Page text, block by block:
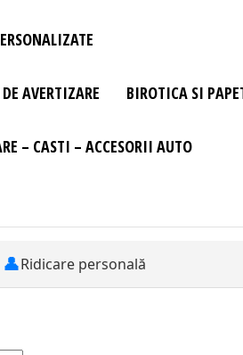
AVERTIZARE BIROTICA SI
– CASTI – ACCESORII AUTO
👤Ridicare personală